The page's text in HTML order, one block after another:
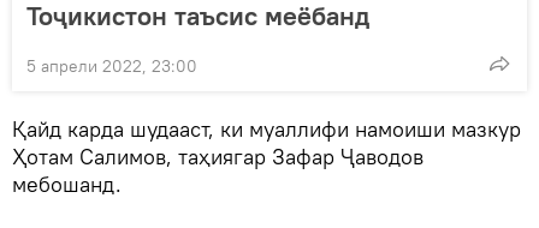
Тоҷикистон таъсис меёбанд
5 апрели 2022, 23:00
Қайд карда шудааст, ки муаллифи намоиши мазкур
Ҳотам Салимов, таҳиягар Зафар Ҷаводов
мебошанд.